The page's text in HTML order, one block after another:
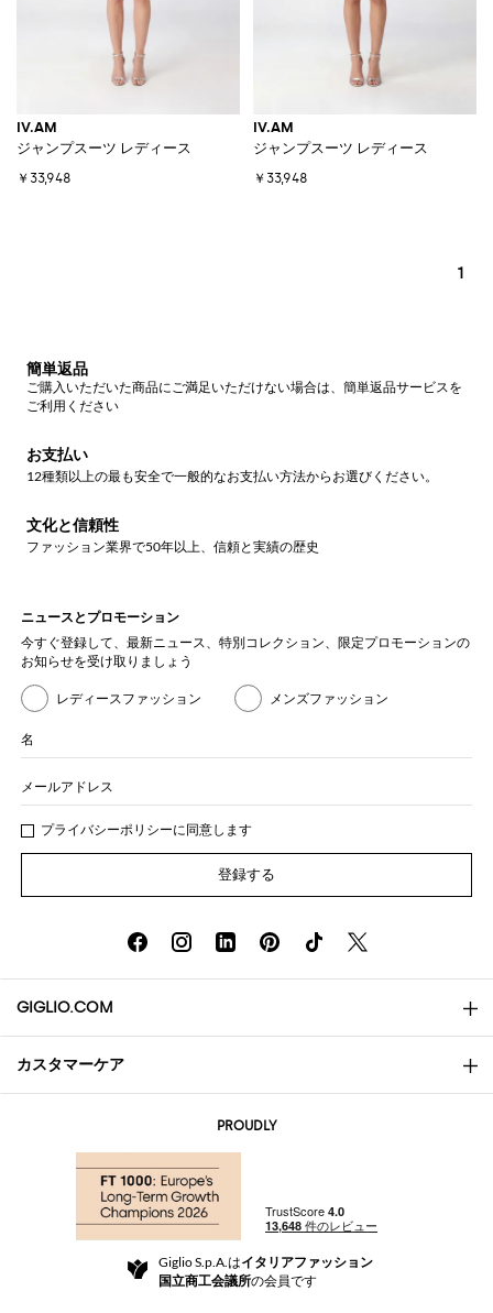
IV.AM
ジャンプスーツ レディース
￥33,948
IV.AM
ジャンプスーツ レディース
￥33,948
1
簡単返品
ご購入いただいた商品にご満足いただけない場合は、簡単返品サービスを
ご利用ください
お支払い
12種類以上の最も安全で一般的なお支払い方法からお選びください。
文化と信頼性
ファッション業界で50年以上、信頼と実績の歴史
ニュースとプロモーション
今すぐ登録して、最新ニュース、特別コレクション、限定プロモーションの
お知らせを受け取りましょう
レディースファッション メンズファッション
名
メールアドレス
プライバシーポリシーに同意します
登録する
GIGLIO.COM
会社概要
Community Store
カスタマーケア
返品と返金
For a safe shopping experience
PROUDLY
Giglio S.p.A.はイタリアファッション
国立商工会議所の会員です